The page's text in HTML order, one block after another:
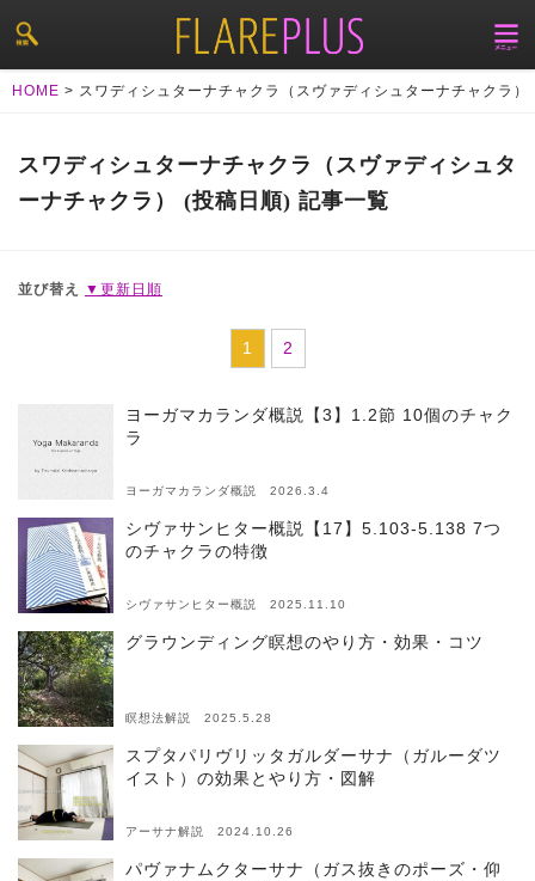
HOME > スワディシュターナチャクラ（スヴァディシュターナチャクラ）
スワディシュターナチャクラ（スヴァディシュタ
ーナチャクラ） (投稿日順) 記事一覧
並び替え ▼更新日順
1 2
ヨーガマカランダ概説【3】1.2節 10個のチャク
ラ
ヨーガマカランダ概説 2026.3.4
シヴァサンヒター概説【17】5.103-5.138 7つ
のチャクラの特徴
シヴァサンヒター概説 2025.11.10
グラウンディング瞑想のやり方・効果・コツ
瞑想法解説 2025.5.28
スプタパリヴリッタガルダーサナ（ガルーダツ
イスト）の効果とやり方・図解
アーサナ解説 2024.10.26
パヴァナムクターサナ（ガス抜きのポーズ・仰